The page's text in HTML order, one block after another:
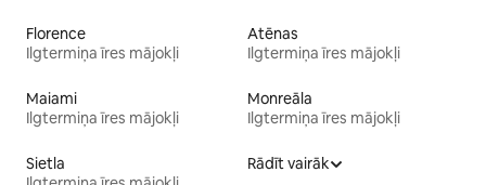
Florence
Ilgtermiņa īres mājokļi
Atēnas
Ilgtermiņa īres mājokļi
Maiami
Ilgtermiņa īres mājokļi
Monreāla
Ilgtermiņa īres mājokļi
Sietla
Rādīt vairāk